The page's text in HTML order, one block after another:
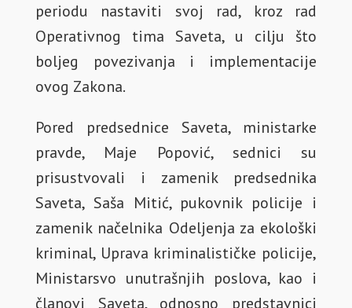
periodu nastaviti svoj rad, kroz rad
Operativnog tima Saveta, u cilju što
boljeg povezivanja i implementacije
ovog Zakona.
Pored predsednice Saveta, ministarke
pravde, Maje Popović, sednici su
prisustvovali i zamenik predsednika
Saveta, Saša Mitić, pukovnik policije i
zamenik načelnika Odeljenja za ekološki
kriminal, Uprava kriminalističke policije,
Ministarsvo unutrašnjih poslova, kao i
članovi Saveta, odnosno predstavnici